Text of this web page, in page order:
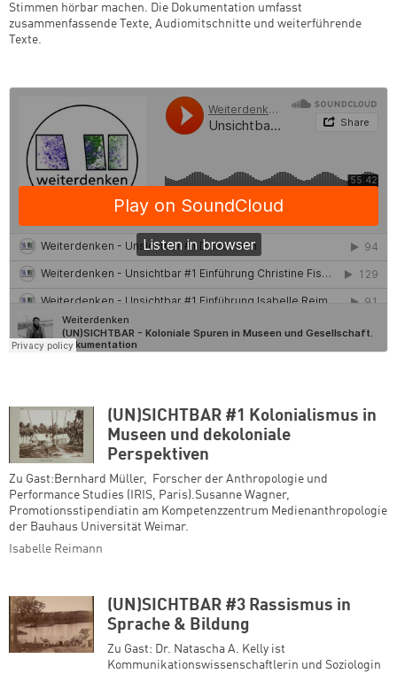
Stimmen hörbar machen. Die Dokumentation umfasst
zusammenfassende Texte, Audiomitschnitte und weiterführende
Texte.
(UN)SICHTBAR #1 Kolonialismus in
Museen und dekoloniale
Perspektiven
Zu Gast:Bernhard Müller, Forscher der Anthropologie und
Performance Studies (IRIS, Paris).Susanne Wagner,
Promotionsstipendiatin am Kompetenzzentrum Medienanthropologie
der Bauhaus Universität Weimar.
Isabelle Reimann
(UN)SICHTBAR #3 Rassismus in
Sprache & Bildung
Zu Gast: Dr. Natascha A. Kelly ist
Kommunikationswissenschaftlerin und Soziologin
Zum Warenkorb